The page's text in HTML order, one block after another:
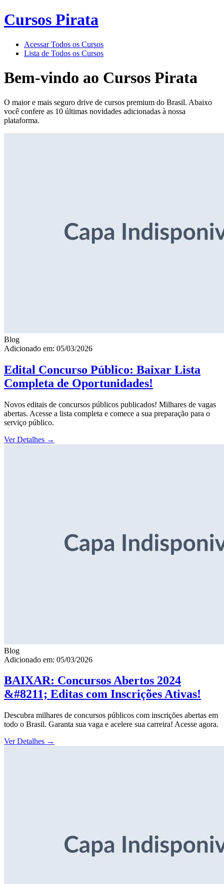
Cursos Pirata
Acessar Todos os Cursos
Lista de Todos os Cursos
Bem-vindo ao Cursos Pirata
O maior e mais seguro drive de cursos premium do Brasil. Abaixo
você confere as 10 últimas novidades adicionadas à nossa
plataforma.
Blog
Adicionado em: 05/03/2026
Edital Concurso Público: Baixar Lista
Completa de Oportunidades!
Novos editais de concursos públicos publicados! Milhares de vagas
abertas. Acesse a lista completa e comece a sua preparação para o
serviço público.
Ver Detalhes →
Blog
Adicionado em: 05/03/2026
BAIXAR: Concursos Abertos 2024
&#8211; Editas com Inscrições Ativas!
Descubra milhares de concursos públicos com inscrições abertas em
todo o Brasil. Garanta sua vaga e acelere sua carreira! Acesse agora.
Ver Detalhes →